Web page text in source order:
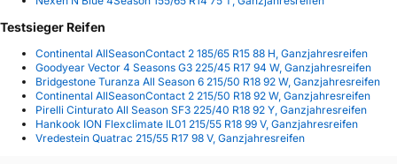
Testsieger Reifen
Continental AllSeasonContact 2 185/65 R15 88 H, Ganzjahresreifen
Goodyear Vector 4 Seasons G3 225/45 R17 94 W, Ganzjahresreifen
Bridgestone Turanza All Season 6 215/50 R18 92 W, Ganzjahresreifen
Continental AllSeasonContact 2 215/50 R18 92 W, Ganzjahresreifen
Pirelli Cinturato All Season SF3 225/40 R18 92 Y, Ganzjahresreifen
Hankook ION Flexclimate IL01 215/55 R18 99 V, Ganzjahresreifen
Vredestein Quatrac 215/55 R17 98 V, Ganzjahresreifen